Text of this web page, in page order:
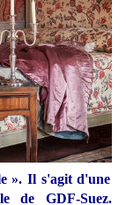
». Il s'agit d'une
de GDF-Suez.